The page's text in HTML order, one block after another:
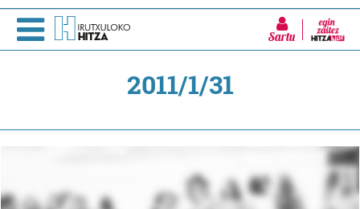
Sartu
2011/1/31